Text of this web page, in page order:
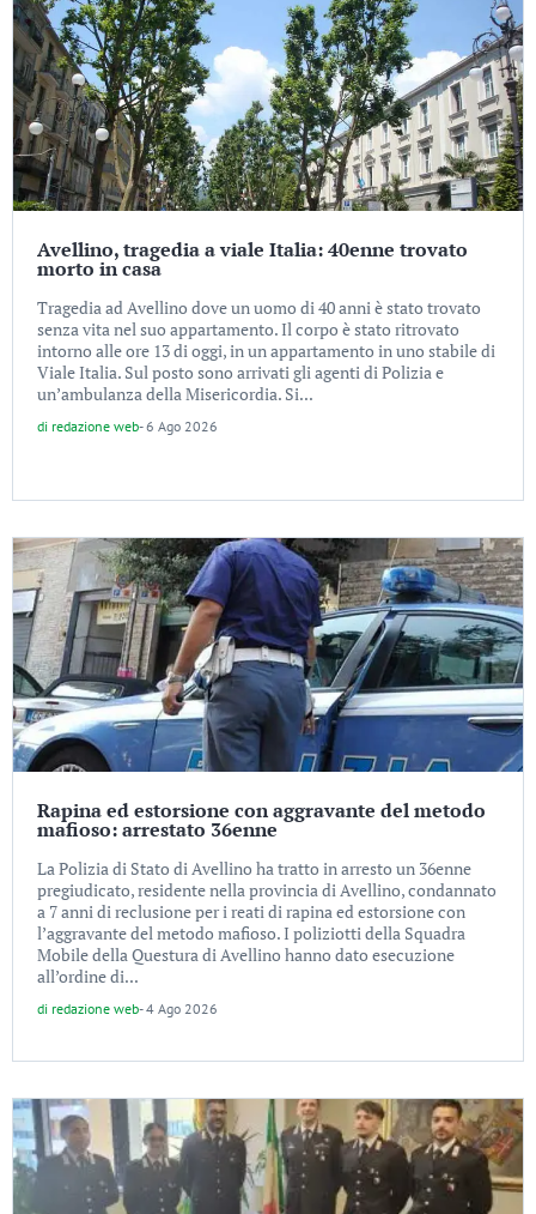
Avellino, tragedia a viale Italia: 40enne trovato
morto in casa
Tragedia ad Avellino dove un uomo di 40 anni è stato trovato
senza vita nel suo appartamento. Il corpo è stato ritrovato
intorno alle ore 13 di oggi, in un appartamento in uno stabile di
Viale Italia. Sul posto sono arrivati gli agenti di Polizia e
un’ambulanza della Misericordia. Si...
di redazione web-6 Ago 2026
Rapina ed estorsione con aggravante del metodo
mafioso: arrestato 36enne
La Polizia di Stato di Avellino ha tratto in arresto un 36enne
pregiudicato, residente nella provincia di Avellino, condannato
a 7 anni di reclusione per i reati di rapina ed estorsione con
l’aggravante del metodo mafioso. I poliziotti della Squadra
Mobile della Questura di Avellino hanno dato esecuzione
all’ordine di...
di redazione web-4 Ago 2026